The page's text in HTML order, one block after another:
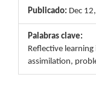
Publicado: Dec
Palabras clave:
Reflective
assimilation,